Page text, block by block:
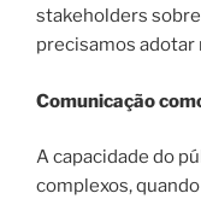
stakeholders
precisamos
Comunicação
A capacidade do
complexos,